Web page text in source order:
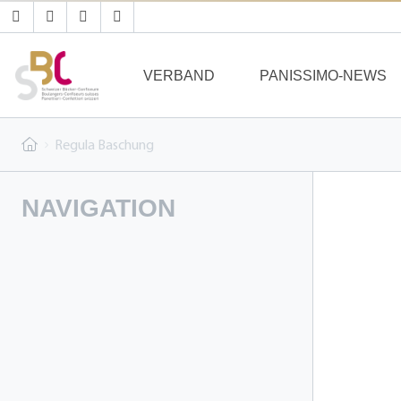
VERBAND PANISSIMO-NEWS
Regula Baschung
NAVIGATION